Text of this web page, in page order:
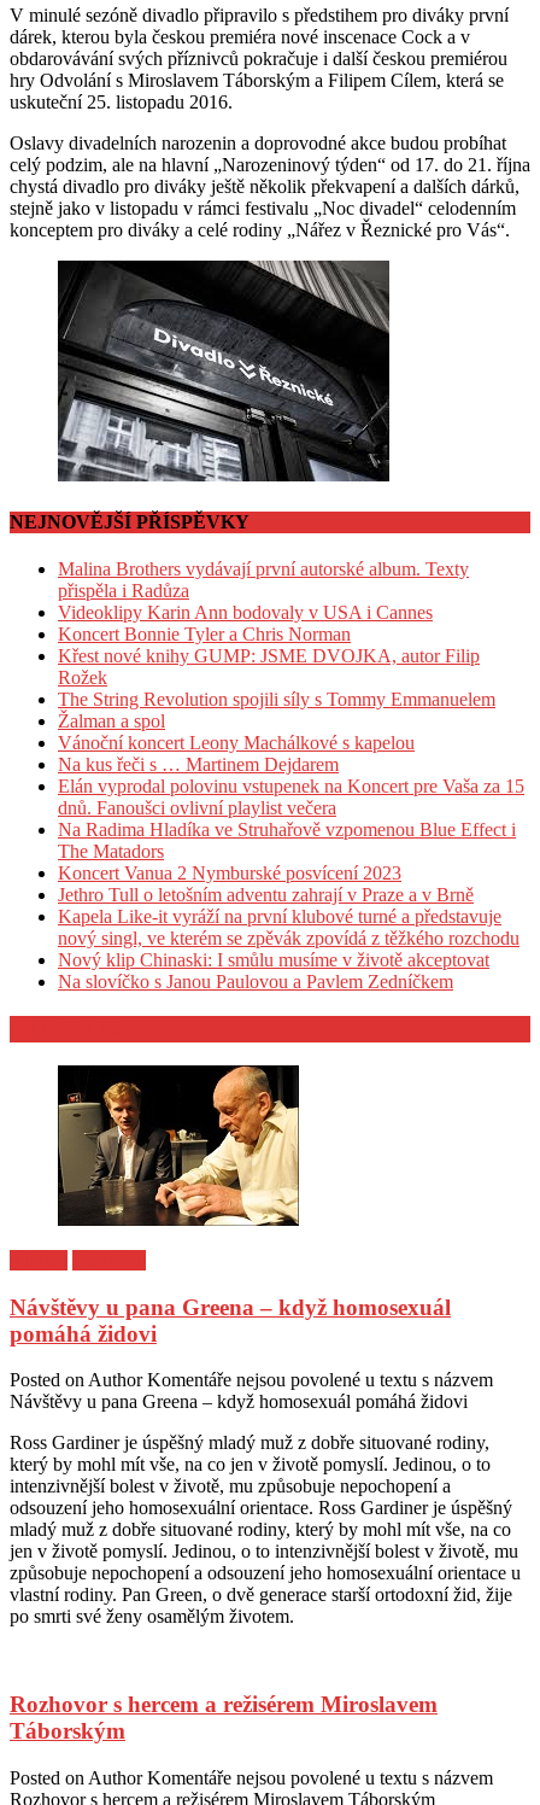
V minulé sezóně divadlo připravilo s předstihem pro diváky první
dárek, kterou byla českou premiéra nové inscenace Cock a v
obdarovávání svých příznivců pokračuje i další českou premiérou
hry Odvolání s Miroslavem Táborským a Filipem Cílem, která se
uskuteční 25. listopadu 2016.
Oslavy divadelních narozenin a doprovodné akce budou probíhat
celý podzim, ale na hlavní „Narozeninový týden“ od 17. do 21. října
chystá divadlo pro diváky ještě několik překvapení a dalších dárků,
stejně jako v listopadu v rámci festivalu „Noc divadel“ celodenním
konceptem pro diváky a celé rodiny „Nářez v Řeznické pro Vás“.
NEJNOVĚJŠÍ PŘÍSPĚVKY
Malina Brothers vydávají první autorské album. Texty
přispěla i Radůza
Videoklipy Karin Ann bodovaly v USA i Cannes
Koncert Bonnie Tyler a Chris Norman
Křest nové knihy GUMP: JSME DVOJKA, autor Filip
Rožek
The String Revolution spojili síly s Tommy Emmanuelem
Žalman a spol
Vánoční koncert Leony Machálkové s kapelou
Na kus řeči s … Martinem Dejdarem
Elán vyprodal polovinu vstupenek na Koncert pre Vaša za 15
dnů. Fanoušci ovlivní playlist večera
Na Radima Hladíka ve Struhařově vzpomenou Blue Effect i
The Matadors
Koncert Vanua 2 Nymburské posvícení 2023
Jethro Tull o letošním adventu zahrají v Praze a v Brně
Kapela Like-it vyráží na první klubové turné a představuje
nový singl, ve kterém se zpěvák zpovídá z těžkého rozchodu
Nový klip Chinaski: I smůlu musíme v životě akceptovat
Na slovíčko s Janou Paulovou a Pavlem Zedníčkem
Návštěvy u pana Greena – když homosexuál
pomáhá židovi
Posted on Author Komentáře nejsou povolené u textu s názvem
Návštěvy u pana Greena – když homosexuál pomáhá židovi
Ross Gardiner je úspěšný mladý muž z dobře situované rodiny,
který by mohl mít vše, na co jen v životě pomyslí. Jedinou, o to
intenzivnější bolest v životě, mu způsobuje nepochopení a
odsouzení jeho homosexuální orientace. Ross Gardiner je úspěšný
mladý muž z dobře situované rodiny, který by mohl mít vše, na co
jen v životě pomyslí. Jedinou, o to intenzivnější bolest v životě, mu
způsobuje nepochopení a odsouzení jeho homosexuální orientace u
vlastní rodiny. Pan Green, o dvě generace starší ortodoxní žid, žije
po smrti své ženy osamělým životem.
Rozhovor s hercem a režisérem Miroslavem
Táborským
Posted on Author Komentáře nejsou povolené u textu s názvem
Rozhovor s hercem a režisérem Miroslavem Táborským